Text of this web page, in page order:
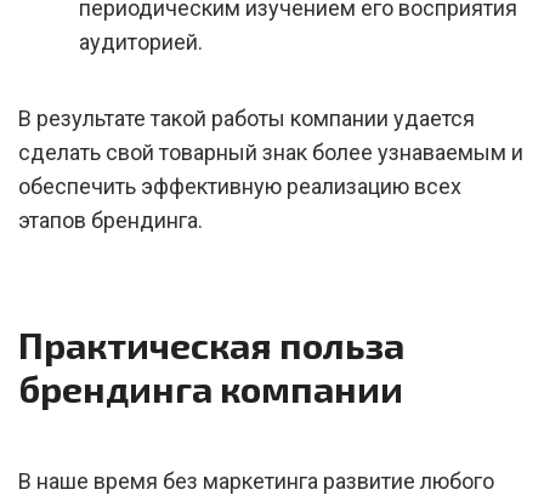
периодическим изучением его восприятия
аудиторией.
В результате такой работы компании удается
сделать свой товарный знак более узнаваемым и
обеспечить эффективную реализацию всех
этапов брендинга.
Практическая польза
брендинга компании
В наше время без маркетинга развитие любого